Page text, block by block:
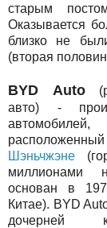
старым
Оказывается
близко не
(вторая
BYD Auto
авто) -
автомобилей,
Шэньчжэне
миллионами
основан в
Китае). BYD
дочерней